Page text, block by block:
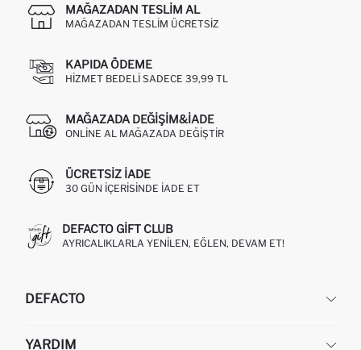
MAĞAZADAN TESLIM AL
MAĞAZADAN TESLIM ÜCRETSIZ
KAPIDA ÖDEME
HIZMET BEDELI SADECE 39,99 TL
MAĞAZADA DEĞIŞIM&İADE
ONLINE AL MAĞAZADA DEĞIŞTIR
ÜCRETSIZ IADE
30 GÜN IÇERISINDE IADE ET
DEFACTO GIFT CLUB
AYRICALIKLARLA YENILEN, EĞLEN, DEVAM ET!
DEFACTO
YARDIM